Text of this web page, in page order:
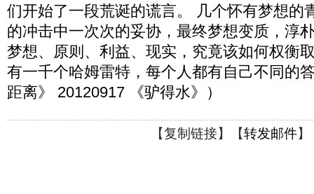
们开始了一段荒诞的谎言。 几个怀有梦想的
的冲击中一次次的妥协，最终梦想变质，淳
梦想、原则、利益、现实，究竟该如何权衡
有一千个哈姆雷特，每个人都有自己不同的
距离》 20120917 《驴得水》）
【复制链接】【转发邮件】